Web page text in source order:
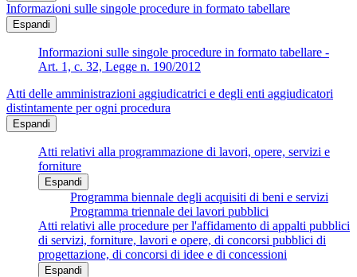
Informazioni sulle singole procedure in formato tabellare
Espandi
Informazioni sulle singole procedure in formato tabellare -
Art. 1, c. 32, Legge n. 190/2012
Atti delle amministrazioni aggiudicatrici e degli enti aggiudicatori
distintamente per ogni procedura
Espandi
Atti relativi alla programmazione di lavori, opere, servizi e
forniture
Espandi
Programma biennale degli acquisiti di beni e servizi
Programma triennale dei lavori pubblici
Atti relativi alle procedure per l'affidamento di appalti pubblici
di servizi, forniture, lavori e opere, di concorsi pubblici di
progettazione, di concorsi di idee e di concessioni
Espandi